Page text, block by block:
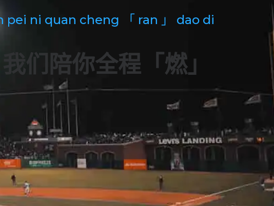
ni quan cheng 「 ran 」 dao di
陪你全程「燃」